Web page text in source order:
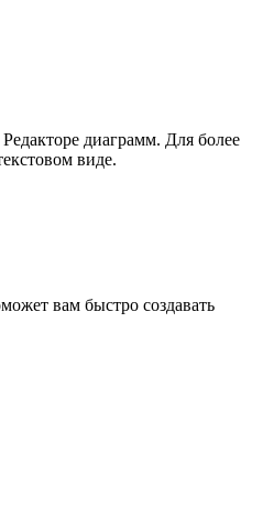
диаграмм. Для более
виде.
вам быстро создавать